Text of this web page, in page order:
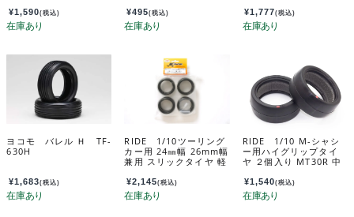
¥1,590(税込) ¥495(税込) ¥1,777(税込)
ヨコモ バレル Ｈ TF-
630H
¥1,683(税込)
RIDE 1/10ツーリング
カー用 24㎜幅 26mm幅
兼用 スリックタイヤ 軽
り 34131
¥2,145(税込)
RIDE 1/10 M-シャシ
ー用ハイグリップタイ
ヤ ２個入り MT30R 中
付属） 1/10 M-Chassi
s High grip tires MT3
0R (Mid-Low Temp/L
¥1,540(税込)